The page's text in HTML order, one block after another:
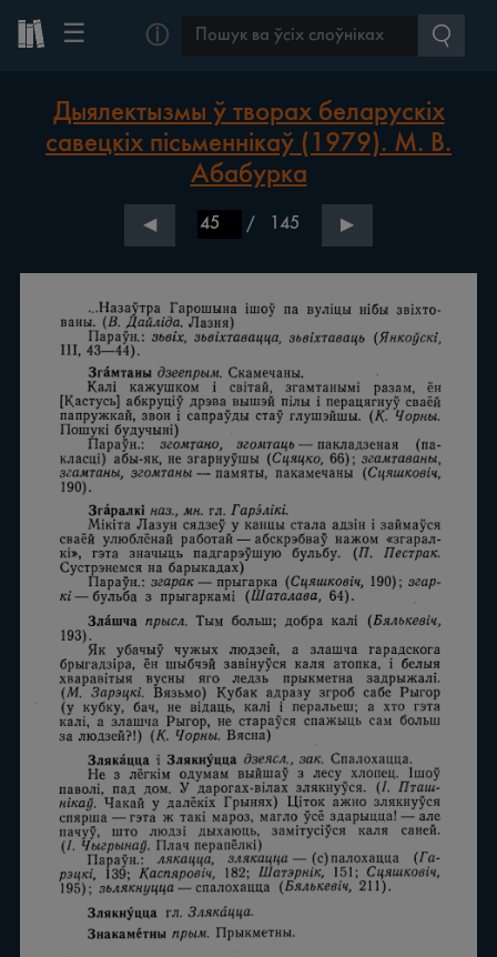
☰ ⓘ
Дыялектызмы ў творах беларускіх
савецкіх пісьменнікаў (1979). М. В.
Абабурка
◀ / 145 ▶